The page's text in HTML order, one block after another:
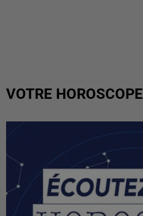
VOTRE HOROSCOPE